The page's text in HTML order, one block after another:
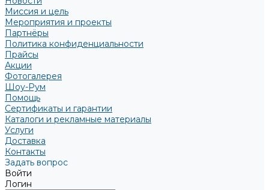
Миссия и цель
Мероприятия и проекты
Партнёры
Политика конфиденциальности
Прайсы
Акции
Фотогалерея
Шоу-Рум
Помощь
Сертификаты и гарантии
Каталоги и рекламные материалы
Услуги
Доставка
Контакты
Задать вопрос
Войти
Логин